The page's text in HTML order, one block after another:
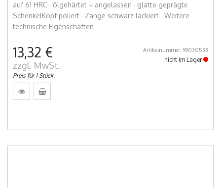
auf 61 HRC · ölgehärtet + angelassen · glatte geprägte
SchenkelKopf poliert · Zange schwarz lackiert · Weitere
technische Eigenschaften
13,32 €
zzgl. MwSt.
Preis für 1 Stück.
Artikelnummer: 99030533
nicht im Lager